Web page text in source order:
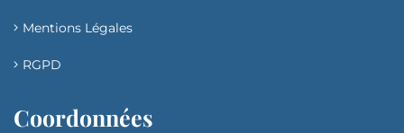
Mentions Légales
RGPD
Coordonnées